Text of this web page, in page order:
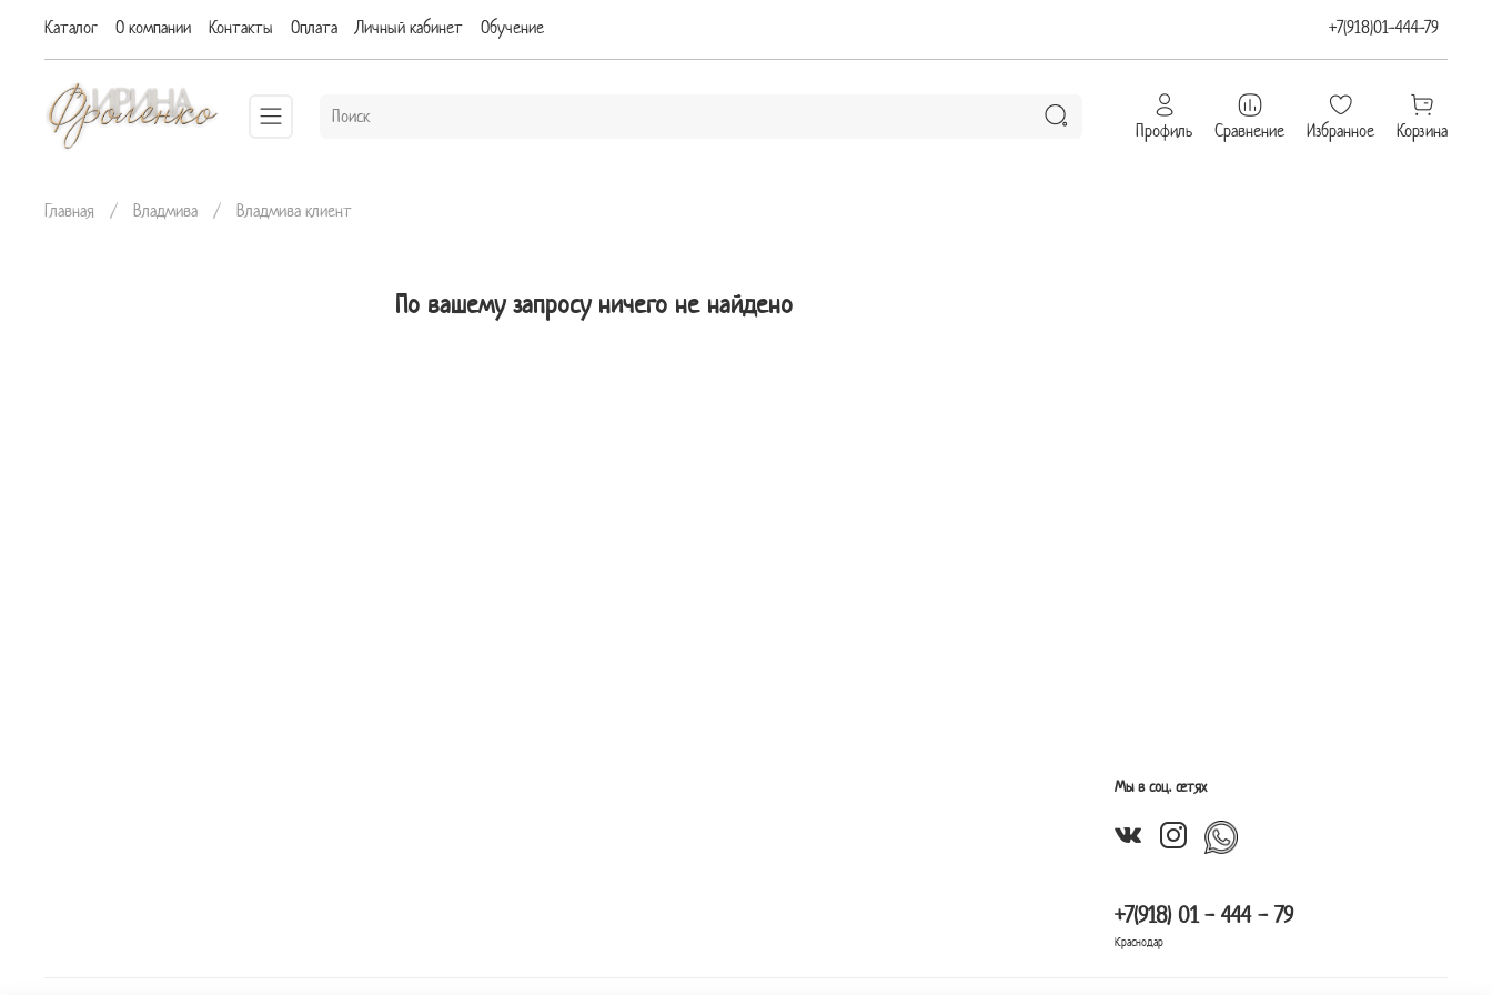
Каталог О компании Контакты Оплата Личный кабинет Обучение +7(918)01-444-79
Профиль Сравнение Избранное Корзина
Главная Владмива Владмива клиент
По вашему запросу ничего не найдено
Мы в соц. сетях
+7(918) 01 - 444 - 79
Краснодар